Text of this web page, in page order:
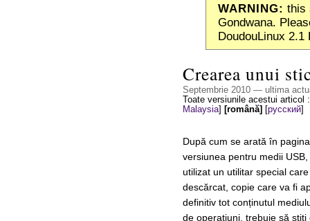
WARNING: this
Gondwana.
DoudouLinux 2.1
Crearea unui
Septembrie 2010 — ultima
Toate versiunile acestui articol
Malaysia] [română] русский]
După cum se arată în
versiunea pentru medii
utilizat un utilitar special
descărcat, copie care va fi
definitiv tot conținutul
de operațiuni, trebuie să